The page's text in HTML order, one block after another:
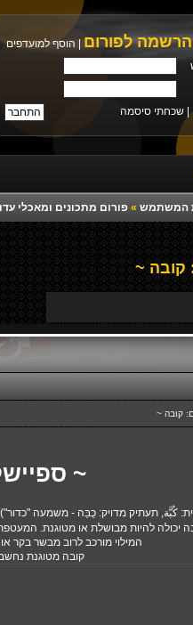
הרשמה לפורום
הוסף למועדפים
|שכחתי סיסמה
המשתמש » פורום מתכונים ומאכלי
קובה ~
קובה ~
~
كُبَّة, תעתיק מדויק: כֻבַּה - משמעה "כדור")
יכולה להיות מבושלת או מטוגנת.
המילוי מורכב לרוב מבשר בקר
קובה מטוגנת